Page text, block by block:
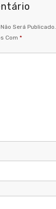
Será Publicado.
Com *